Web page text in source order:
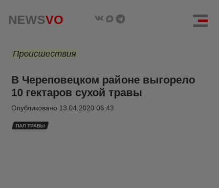
NEWSVO
Происшествия
В Череповецком районе выгорело
10 гектаров сухой травы
Опубликовано 13.04.2020 06:43
ПАЛ ТРАВЫ